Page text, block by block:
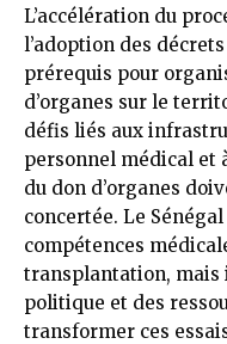
L’accélération du
l’adoption des
prérequis pour
d’organes sur le
défis liés aux
personnel médical et
du don d’organes
concertée. Le
compétences
transplantation, mais
politique et des
transformer ces